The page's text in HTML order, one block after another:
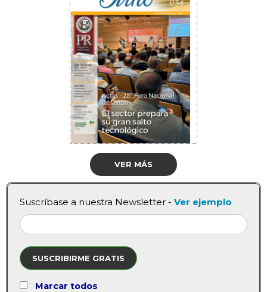
VER MÁS
Suscríbase a nuestra Newsletter - Ver ejemplo
SUSCRIBIRME GRATIS
Marcar todos